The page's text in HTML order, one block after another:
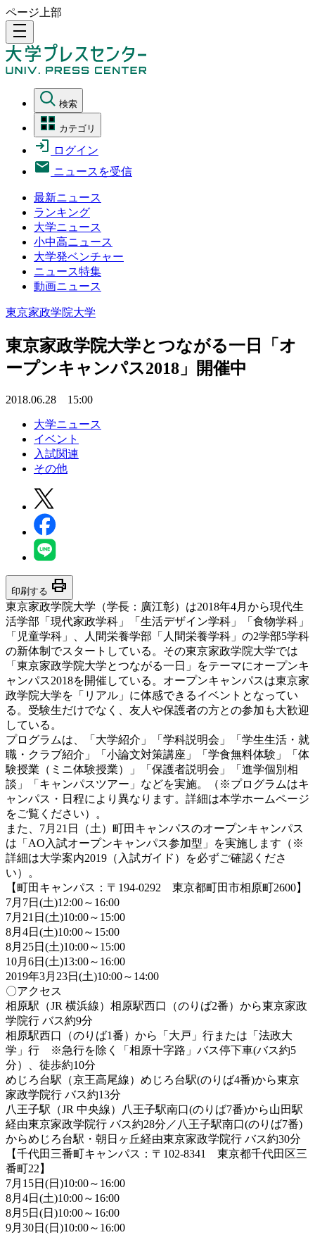
ページ上部
density_medium
検索
カテゴリ
ログイン
ニュースを受信
最新ニュース
ランキング
大学ニュース
小中高ニュース
大学発ベンチャー
ニュース特集
動画ニュース
東京家政学院大学
東京家政学院大学とつながる一日「オ
ープンキャンパス2018」開催中
2018.06.28 15:00
大学ニュース
イベント
入試関連
その他
印刷する print
東京家政学院大学（学長：廣江彰）は2018年4月から現代生
活学部「現代家政学科」「生活デザイン学科」「食物学科」
「児童学科」、人間栄養学部「人間栄養学科」の2学部5学科
の新体制でスタートしている。その東京家政学院大学では
「東京家政学院大学とつながる一日」をテーマにオープンキ
ャンパス2018を開催している。オープンキャンパスは東京家
政学院大学を「リアル」に体感できるイベントとなってい
る。受験生だけでなく、友人や保護者の方との参加も大歓迎
している。
プログラムは、「大学紹介」「学科説明会」「学生生活・就
職・クラブ紹介」「小論文対策講座」「学食無料体験」「体
験授業（ミニ体験授業）」「保護者説明会」「進学個別相
談」「キャンパスツアー」などを実施。（※プログラムはキ
ャンパス・日程により異なります。詳細は本学ホームページ
をご覧ください）。
また、7月21日（土）町田キャンパスのオープンキャンパス
は「AO入試オープンキャンパス参加型」を実施します（※
詳細は大学案内2019（入試ガイド）を必ずご確認くださ
い）。
【町田キャンパス：〒194-0292 東京都町田市相原町2600】
7月7日(土)12:00～16:00
7月21日(土)10:00～15:00
8月4日(土)10:00～15:00
8月25日(土)10:00～15:00
10月6日(土)13:00～16:00
2019年3月23日(土)10:00～14:00
〇アクセス
相原駅（JR 横浜線）相原駅西口（のりば2番）から東京家政
学院行 バス約9分
相原駅西口（のりば1番）から「大戸」行または「法政大
学」行 ※急行を除く「相原十字路」バス停下車(バス約5
分）、徒歩約10分
めじろ台駅（京王高尾線）めじろ台駅(のりば4番)から東京
家政学院行 バス約13分
八王子駅（JR 中央線）八王子駅南口(のりば7番)から山田駅
経由東京家政学院行 バス約28分／八王子駅南口(のりば7番)
からめじろ台駅・朝日ヶ丘経由東京家政学院行 バス約30分
【千代田三番町キャンパス：〒102-8341 東京都千代田区三
番町22】
7月15日(日)10:00～16:00
8月4日(土)10:00～16:00
8月5日(日)10:00～16:00
9月30日(日)10:00～16:00